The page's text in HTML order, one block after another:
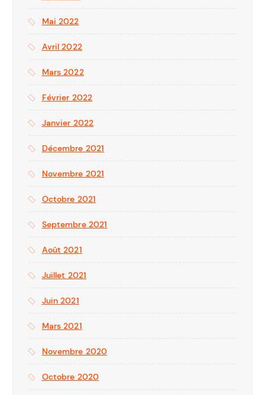
Mai 2022
Avril 2022
Mars 2022
Février 2022
Janvier 2022
Décembre 2021
Novembre 2021
Octobre 2021
Septembre 2021
Août 2021
Juillet 2021
Juin 2021
Mars 2021
Novembre 2020
Octobre 2020